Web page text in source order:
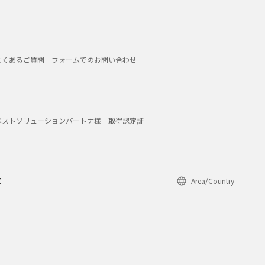
くあるご質問 フォームでのお問い合わせ
ストソリューションパートナ様 取得認定証
Area/Country